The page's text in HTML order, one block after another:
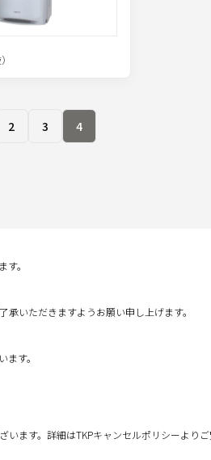
2 3 4
。
いただきますようお願い申し上げます。
す。
ます。詳細はTKPキャンセルポリシーよりご